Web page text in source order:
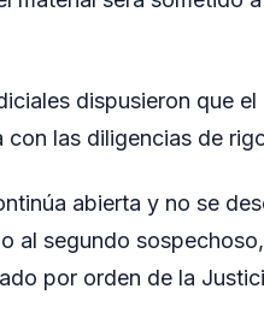
dispusieron que
con las diligencias de
abierta y no se
al segundo
por orden de la